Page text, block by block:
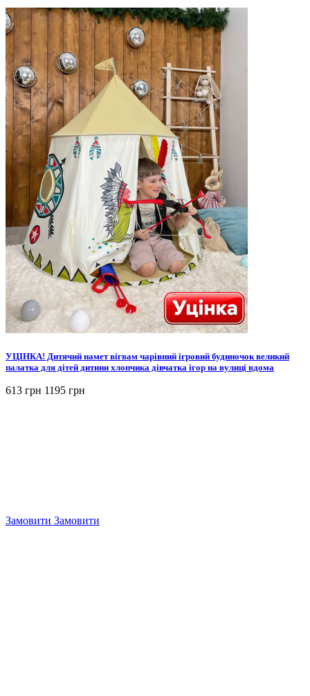
УЦІНКА! Дитячий намет вігвам чарівний ігровий будиночок великий
палатка для дітей дитини хлопчика дівчатка ігор на вулиці вдома
613 грн 1195 грн
Замовити Замовити